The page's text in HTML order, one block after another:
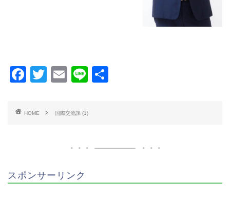
F
c
o
k
T
tt
E
ai
Li
HOME 国際交流課 (1)
スポンサーリンク